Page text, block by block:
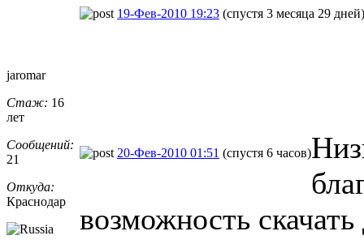
19-Фев-2010 19:23 (спустя 3 месяца 29 дней)
jaromar
Стаж: 16
лет
Сообщений:
21
Откуда:
Краснодар
20-Фев-2010 01:51 (спустя 6 часов)
возможность